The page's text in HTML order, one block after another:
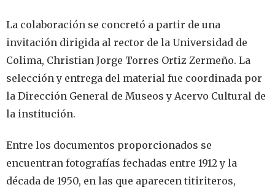
La colaboración se concretó a partir de una
invitación dirigida al rector de la Universidad de
Colima, Christian Jorge Torres Ortiz Zermeño. La
selección y entrega del material fue coordinada por
la Dirección General de Museos y Acervo Cultural de
la institución.
Entre los documentos proporcionados se
encuentran fotografías fechadas entre 1912 y la
década de 1950, en las que aparecen titiriteros,